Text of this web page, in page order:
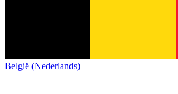
België (Nederlands)